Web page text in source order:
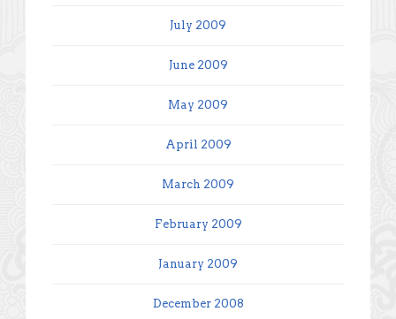
July 2009
June 2009
May 2009
April 2009
March 2009
February 2009
January 2009
December 2008